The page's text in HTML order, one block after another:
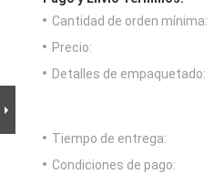
Cantidad de orden mínima:
Precio:
Detalles de empaquetado:
Tiempo de entrega:
Condiciones de pago: